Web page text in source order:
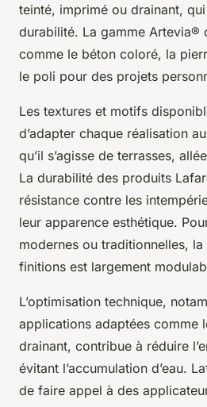
teinté, imprimé ou drainant,
durabilité. La gamme Artevia®
comme le béton coloré, la
le poli pour des projets
Les textures et motifs
d’adapter chaque réalisation
qu’il s’agisse de terrasses,
La durabilité des produits
résistance contre les
leur apparence esthétique.
modernes ou traditionnelles,
finitions est largement
L’optimisation technique,
applications adaptées comme
drainant, contribue à réduire
évitant l’accumulation d’eau.
de faire appel à des